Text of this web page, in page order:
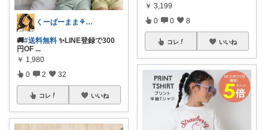
くーぱーまま⚘ベビー&こども服🐥
🚚#送料無料 ✨LINE登録で300
円OF ...
￥ 1,980
0 2 32
コレ いいね
￥ 3,199
0 0 8
コレ いいね